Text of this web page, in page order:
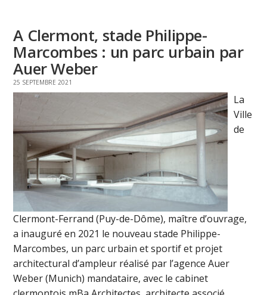
A Clermont, stade Philippe-
Marcombes : un parc urbain par
Auer Weber
25 SEPTEMBRE 2021
La
Ville
de
Clermont-Ferrand (Puy-de-Dôme), maître d’ouvrage,
a inauguré en 2021 le nouveau stade Philippe-
Marcombes, un parc urbain et sportif et projet
architectural d’ampleur réalisé par l’agence Auer
Weber (Munich) mandataire, avec le cabinet